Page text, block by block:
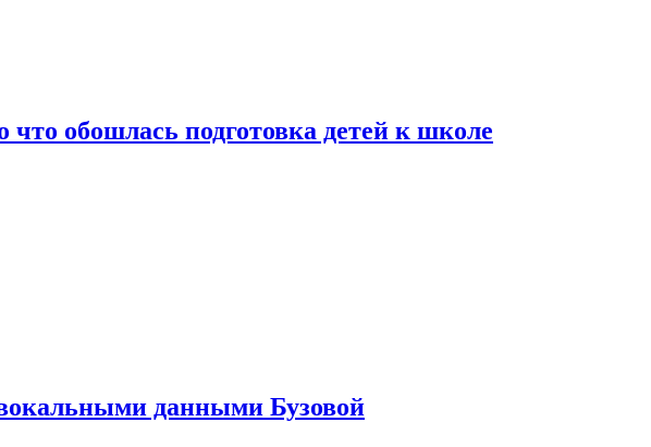
что обошлась подготовка детей к школе
данными Бузовой